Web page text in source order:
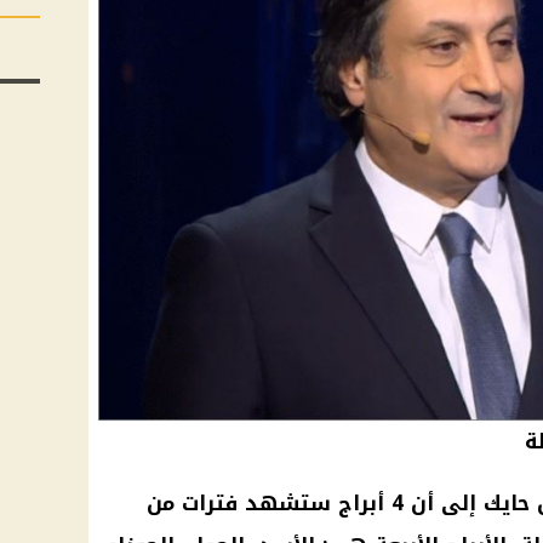
في توقعاته الأخيرة، أشار ميشال حايك إلى أن 4 أبراج ستشهد فترات من